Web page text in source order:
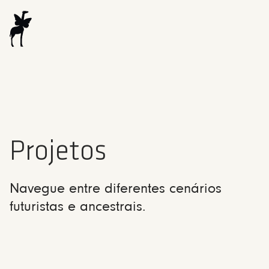
Projetos
Navegue entre diferentes cenários
futuristas e ancestrais.